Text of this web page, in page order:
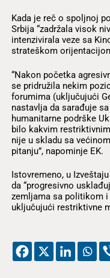
Kada je reč o spoljnoj
Srbija “zadržala visok
intenzivirala veze sa
strateškom
“Nakon početka
se pridružila nekim
forumima (uključujući
nastavlja da sarađuje
humanitarne podrške
bilo kakvim
nije u skladu sa
pitanju”, napominje EK.
Istovremeno, u
da “progresivno
zemljama sa politikom
uključujući restriktivne